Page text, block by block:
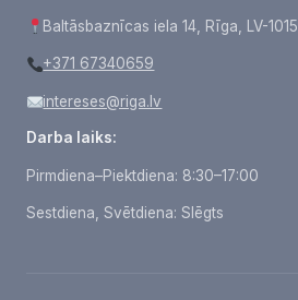
Baltāsbaznīcas iela 14, Rīga, LV-1015
+371 67340659
intereses@riga.lv
Darba laiks:
Pirmdiena–Piektdiena: 8:30–17:00
Sestdiena, Svētdiena: Slēgts